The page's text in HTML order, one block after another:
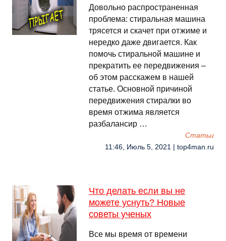
Довольно распространенная
проблема: стиральная машина
трясется и скачет при отжиме и
нередко даже двигается. Как
помочь стиральной машине и
прекратить ее передвижения –
об этом расскажем в нашей
статье. Основной причиной
передвижения стиралки во
время отжима является
разбалансир …
Cтатьи
11:46, Июль 5, 2021 | top4man.ru
Что делать если вы не
можете уснуть? Новые
советы ученых
Все мы время от времени